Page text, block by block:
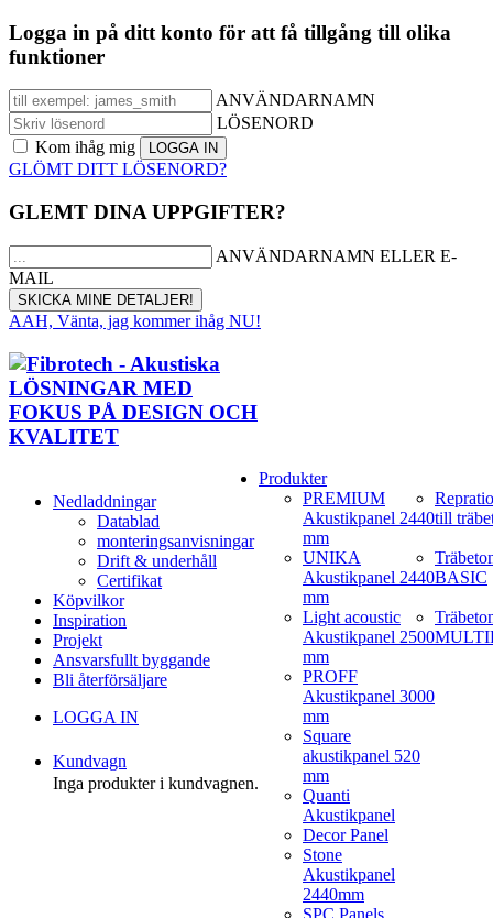
Logga in på ditt konto för att få tillgång till olika
funktioner
ANVÄNDARNAMN
LÖSENORD
Kom ihåg mig
GLÖMT DITT LÖSENORD?
GLEMT DINA UPPGIFTER?
ANVÄNDARNAMN ELLER E-
MAIL
AAH, Vänta, jag kommer ihåg NU!
Nedladdningar
Datablad
monteringsanvisningar
Drift & underhåll
Certifikat
Köpvilkor
Inspiration
Projekt
Ansvarsfullt byggande
Bli återförsäljare
LOGGA IN
Kundvagn
Inga produkter i kundvagnen.
Produkter
PREMIUM
Akustikpanel 2440
mm
UNIKA
Akustikpanel 2440
mm
Light acoustic
Akustikpanel 2500
mm
PROFF
Akustikpanel 3000
mm
Square
akustikpanel 520
mm
Quanti
Akustikpanel
Decor Panel
Stone
Akustikpanel
2440mm
till
BASIC